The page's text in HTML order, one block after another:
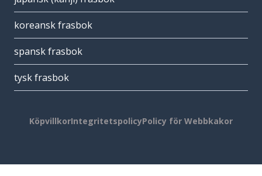
koreansk frasbok
spansk frasbok
tysk frasbok
KöpvillkorIntegritetspolicyPolicy för Webbkakor